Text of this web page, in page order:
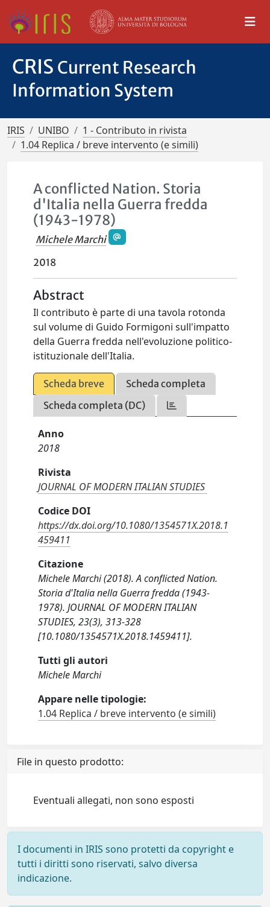
CRIS Current Research
Information System
IRIS UNIBO
1 - Contributo in rivista
1.04 Replica / breve intervento (e simili)
A conflicted Nation. Storia
d'Italia nella Guerra fredda
(1943-1978)
Michele Marchi
2018
Abstract
Il contributo è parte di una tavola rotonda
sul volume di Guido Formigoni sull'impatto
della Guerra fredda nell'evoluzione politico-
istituzionale dell'Italia.
Scheda breve
Scheda completa
Scheda completa (DC)
Anno
2018
Rivista
JOURNAL OF MODERN ITALIAN STUDIES
Codice DOI
https://dx.doi.org/10.1080/1354571X.2018.1
459411
Citazione
Michele Marchi (2018). A conflicted Nation.
Storia d'Italia nella Guerra fredda (1943-
1978). JOURNAL OF MODERN ITALIAN
STUDIES, 23(3), 313-328
[10.1080/1354571X.2018.1459411].
Tutti gli autori
Michele Marchi
Appare nelle tipologie:
1.04 Replica / breve intervento (e simili)
File in questo prodotto:
Eventuali allegati, non sono esposti
I documenti in IRIS sono protetti da copyright e
tutti i diritti sono riservati, salvo diversa
indicazione.